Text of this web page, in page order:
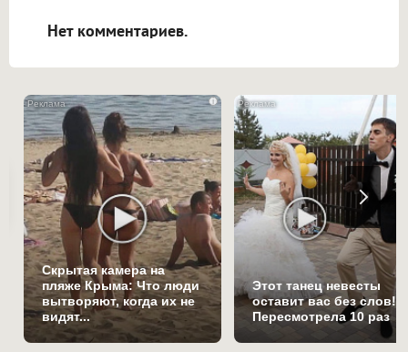
Нет комментариев.
i
Скрытая камера на
пляже Крыма: Что люди
вытворяют, когда их не
видят...
Этот танец невесты
оставит вас без слов!
Пересмотрела 10 раз